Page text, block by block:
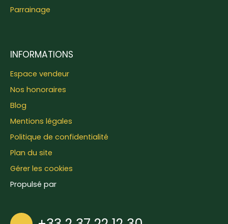
Parrainage
INFORMATIONS
Espace vendeur
Nos honoraires
Blog
Mentions légales
Politique de confidentialité
Plan du site
Gérer les cookies
Propulsé par